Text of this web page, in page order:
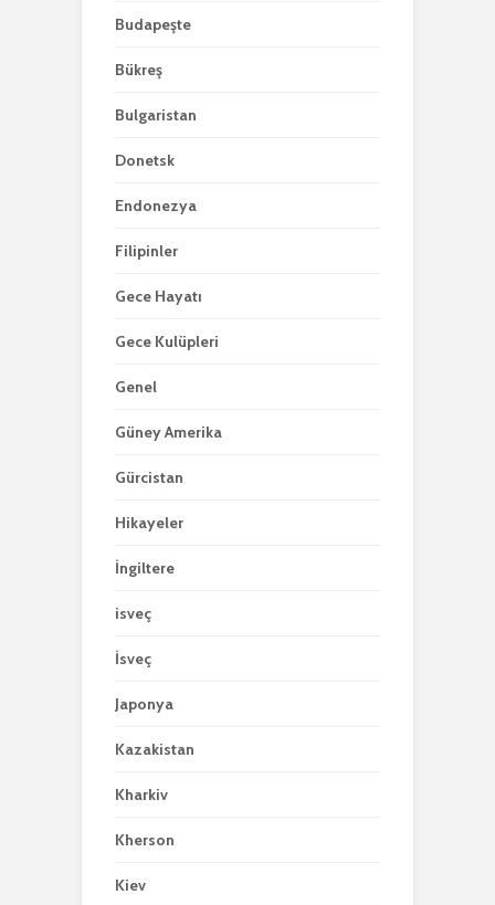
Budapeşte
Bükreş
Bulgaristan
Donetsk
Endonezya
Filipinler
Gece Hayatı
Gece Kulüpleri
Genel
Güney Amerika
Gürcistan
Hikayeler
İngiltere
isveç
İsveç
Japonya
Kazakistan
Kharkiv
Kherson
Kiev